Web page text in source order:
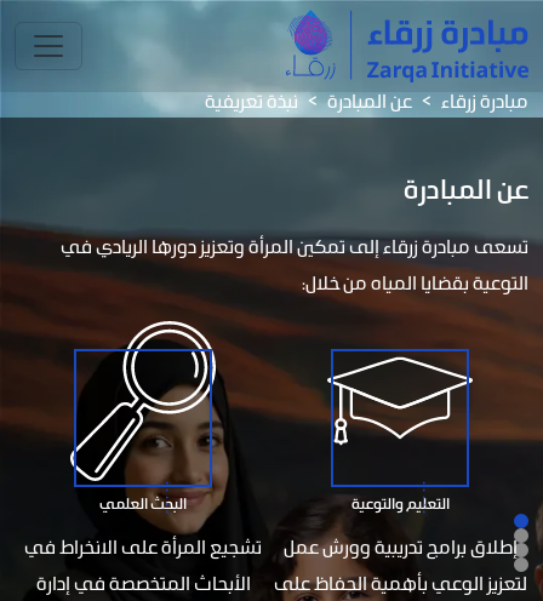
مبادرة زرقاء عن المبادرة نبذة تعريفية
عن المبادرة
تسعى مبادرة زرقاء إلى تمكين المرأة وتعزيز دورها الريادي في
التوعية بقضايا المياه من خلال:
التعليم والتوعية
إطلاق برامج تدريبية وورش عمل
لتعزيز الوعي بأهمية الحفاظ على
البحث العلمي
تشجيع المرأة على الانخراط في
الأبحاث المتخصصة في إدارة